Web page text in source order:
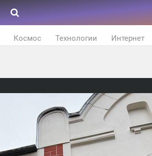
Космос Технологии Интернет